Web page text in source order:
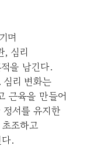
며
, 심리
을 남긴다.
심리 변화는
근육을 만들어
서를 유지한
조하고
.